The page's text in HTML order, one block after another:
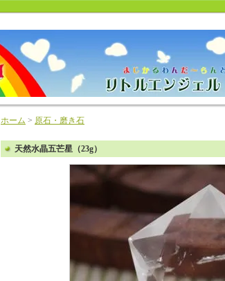
ホーム > 原石・磨き石
天然水晶五芒星（23g）